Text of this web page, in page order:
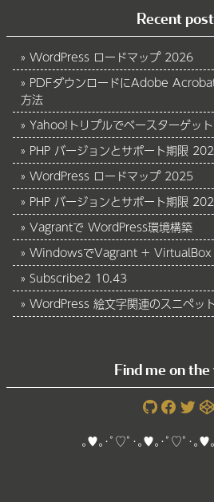
Recent
WordPress ロードマップ 2026
PDFダウンロードにAdobe
方法
Yahoo!トリプルでベースターゲッ
PHP バージョンとサポート期限
WordPress ロードマップ 2025
PHP バージョンとサポート期限
Vagrantで WordPress環境構築
WindowsでVagrant + VirtualBox
Subscribe2 10.43
WordPress 絵文字関連のスニペット
Find me on the
｡♥｡･ﾟ♡ﾟ･｡♥｡･ﾟ♡ﾟ･｡♥